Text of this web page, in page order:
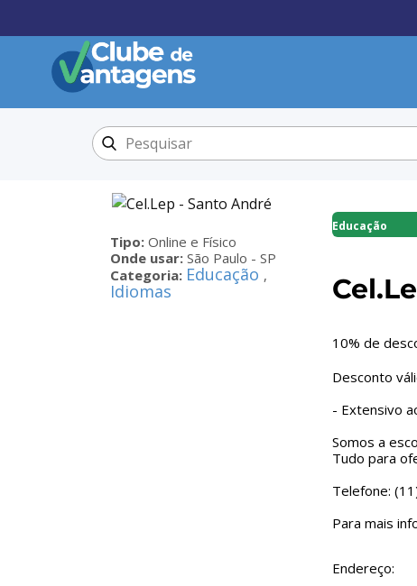
Tipo: Online e Físico
Onde usar: São Paulo - SP
Categoria: Educação ,
Idiomas
Educação
10% de
Desconto
- Extensivo
Somos a
Tudo para
Telefone:
Para mais
Endereço: